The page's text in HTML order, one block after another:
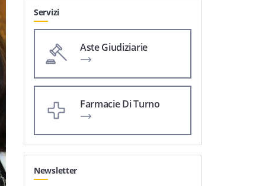
Servizi
Aste Giudiziarie
Farmacie Di Turno
Newsletter